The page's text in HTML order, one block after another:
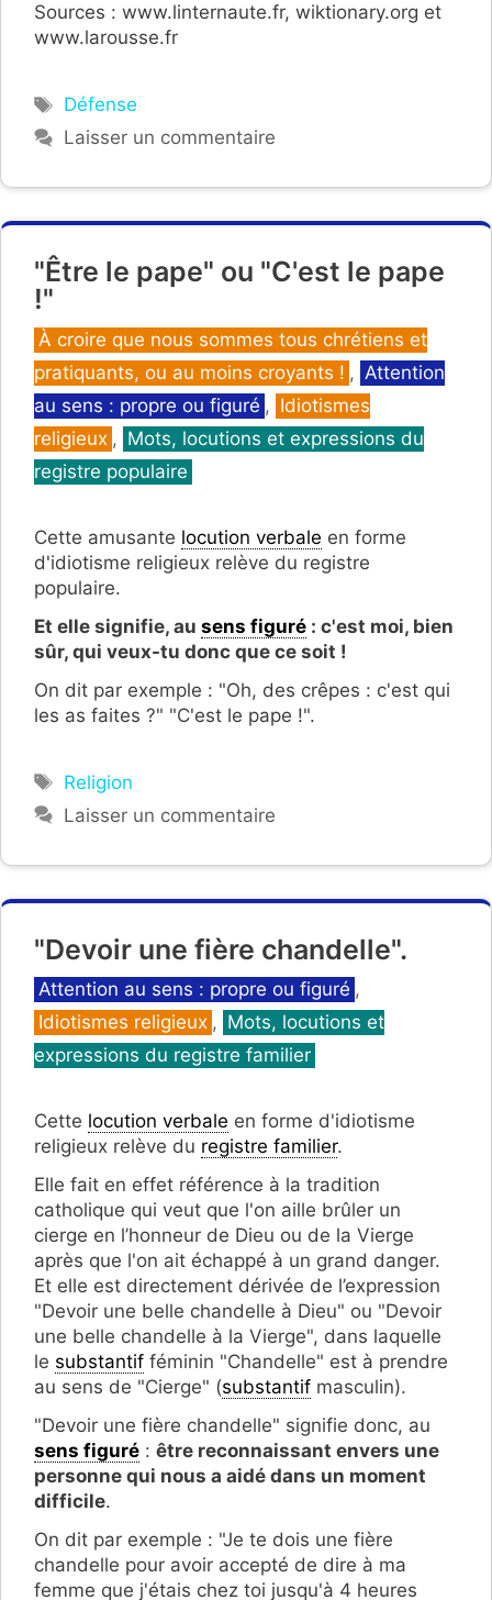
Sources : www.linternaute.fr, wiktionary.org et
www.larousse.fr
Étiquettes
Défense
Laisser un commentaire
"Être le pape" ou "C'est le pape
!"
Catégories
À croire que nous sommes tous chrétiens et
pratiquants, ou au moins croyants ! , Attention
au sens : propre ou figuré , Idiotismes
religieux , Mots, locutions et expressions du
registre populaire
Cette amusante locution verbale en forme
d'idiotisme religieux relève du registre
populaire.
Et elle signifie, au sens figuré : c'est moi, bien
sûr, qui veux-tu donc que ce soit !
On dit par exemple : "Oh, des crêpes : c'est qui
les as faites ?" "C'est le pape !".
Étiquettes
Religion
Laisser un commentaire
"Devoir une fière chandelle".
Catégories
Attention au sens : propre ou figuré ,
Idiotismes religieux , Mots, locutions et
expressions du registre familier
Cette locution verbale en forme d'idiotisme
religieux relève du registre familier.
Elle fait en effet référence à la tradition
catholique qui veut que l'on aille brûler un
cierge en l’honneur de Dieu ou de la Vierge
après que l'on ait échappé à un grand danger.
Et elle est directement dérivée de l’expression
"Devoir une belle chandelle à Dieu" ou "Devoir
une belle chandelle à la Vierge", dans laquelle
le substantif féminin "Chandelle" est à prendre
au sens de "Cierge" (substantif masculin).
"Devoir une fière chandelle" signifie donc, au
sens figuré : être reconnaissant envers une
personne qui nous a aidé dans un moment
difficile.
On dit par exemple : "Je te dois une fière
chandelle pour avoir accepté de dire à ma
femme que j'étais chez toi jusqu'à 4 heures